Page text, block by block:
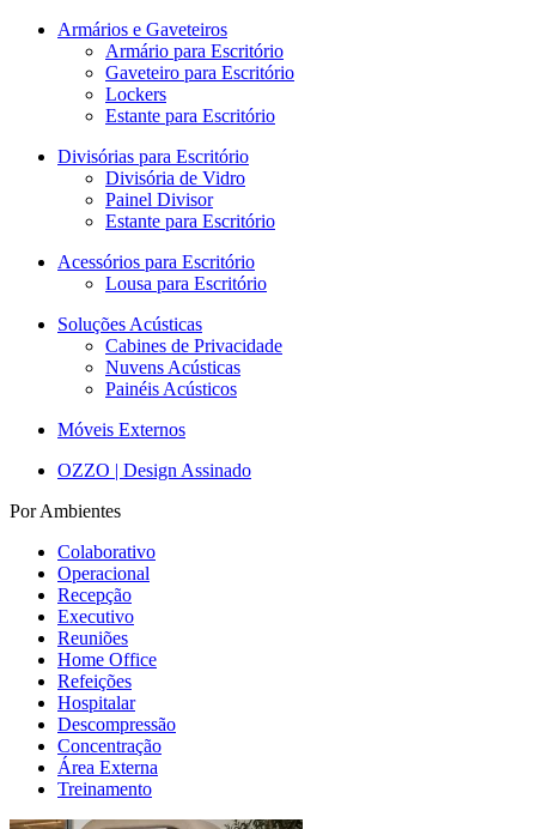
Armários e Gaveteiros
Armário para Escritório
Gaveteiro para Escritório
Lockers
Estante para Escritório
Divisórias para Escritório
Divisória de Vidro
Painel Divisor
Estante para Escritório
Acessórios para Escritório
Lousa para Escritório
Soluções Acústicas
Cabines de Privacidade
Nuvens Acústicas
Painéis Acústicos
Móveis Externos
OZZO | Design Assinado
Por Ambientes
Colaborativo
Operacional
Recepção
Executivo
Reuniões
Home Office
Refeições
Hospitalar
Descompressão
Concentração
Área Externa
Treinamento